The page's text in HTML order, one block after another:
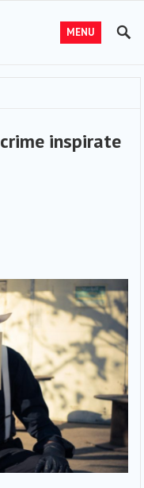
MENU
inspirate